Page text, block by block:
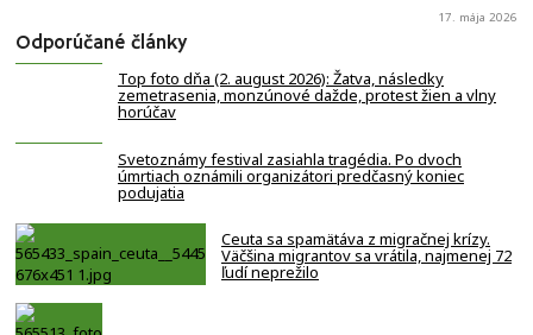
17. mája 2026
Odporúčané články
Top foto dňa (2. august 2026): Žatva, následky
zemetrasenia, monzúnové dažde, protest žien a vlny
horúčav
Svetoznámy festival zasiahla tragédia. Po dvoch
úmrtiach oznámili organizátori predčasný koniec
podujatia
Ceuta sa spamätáva z migračnej krízy.
Väčšina migrantov sa vrátila, najmenej 72
ľudí neprežilo